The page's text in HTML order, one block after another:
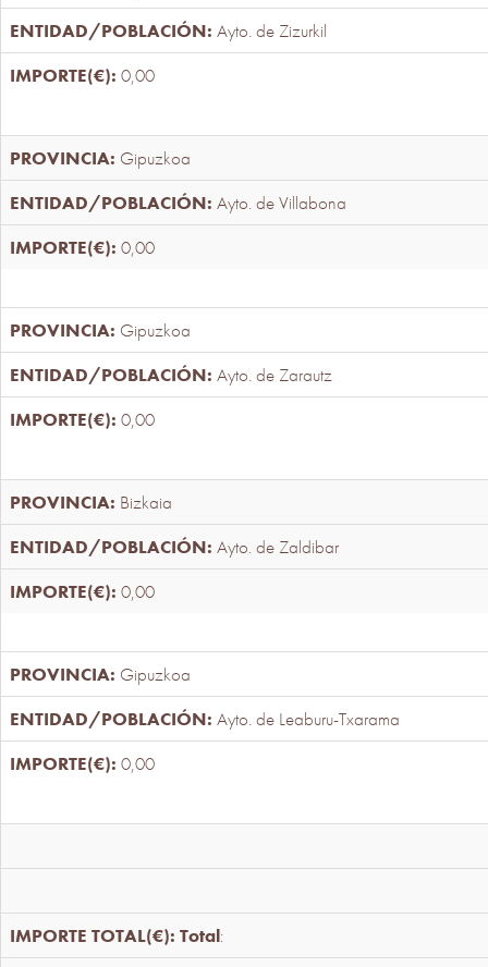
Ayto. de Zizurkil
0,00
Gipuzkoa
Ayto. de Villabona
0,00
Gipuzkoa
Ayto. de Zarautz
0,00
Bizkaia
Ayto. de Zaldibar
0,00
Gipuzkoa
Ayto. de Leaburu-Txarama
0,00
Total: